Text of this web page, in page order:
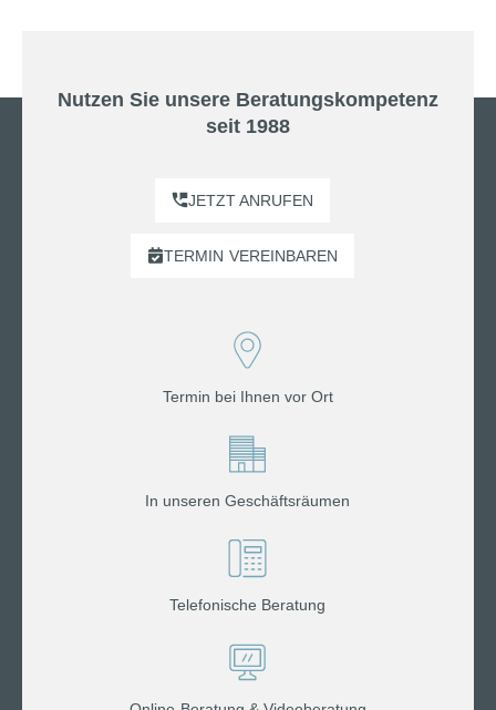
Nutzen Sie unsere Beratungskompetenz
seit 1988
JETZT ANRUFEN
TERMIN VEREINBAREN
Termin bei Ihnen vor Ort
In unseren Geschäftsräumen
Telefonische Beratung